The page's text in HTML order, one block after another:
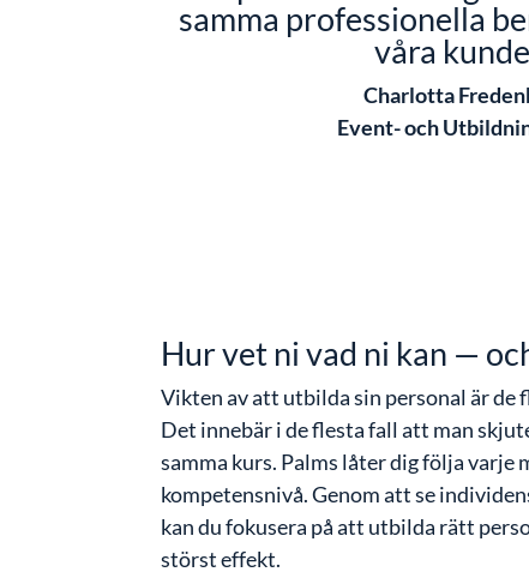
samma professionella
våra
Charlotta
Event- och
Hur vet ni vad ni kan —
Vikten av att utbilda sin personal är de
Det innebär i de flesta fall att man
samma kurs. Palms låter dig följa varje
kompetensnivå. Genom att se
kan du fokusera på att utbilda rätt
störst effekt.